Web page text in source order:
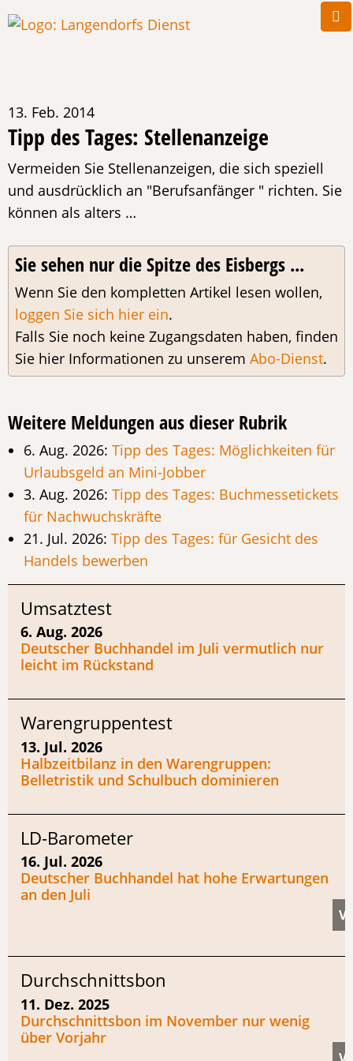
13. Feb. 2014
Tipp des Tages: Stellenanzeige
Vermeiden Sie Stellenanzeigen, die sich speziell
und ausdrücklich an "Berufsanfänger " richten. Sie
können als alters …
Sie sehen nur die Spitze des Eisbergs ...
Wenn Sie den kompletten Artikel lesen wollen,
loggen Sie sich hier ein.
Falls Sie noch keine Zugangsdaten haben, finden
Sie hier Informationen zu unserem Abo-Dienst.
Weitere Meldungen aus dieser Rubrik
6. Aug. 2026: Tipp des Tages: Möglichkeiten für
Urlaubsgeld an Mini-Jobber
3. Aug. 2026: Tipp des Tages: Buchmessetickets
für Nachwuchskräfte
21. Jul. 2026: Tipp des Tages: für Gesicht des
Handels bewerben
Umsatztest
6. Aug. 2026
Deutscher Buchhandel im Juli vermutlich nur
leicht im Rückstand
Warengruppentest
13. Jul. 2026
Halbzeitbilanz in den Warengruppen:
Belletristik und Schulbuch dominieren
LD-Barometer
16. Jul. 2026
Deutscher Buchhandel hat hohe Erwartungen
an den Juli
Durchschnittsbon
11. Dez. 2025
Durchschnittsbon im November nur wenig
über Vorjahr